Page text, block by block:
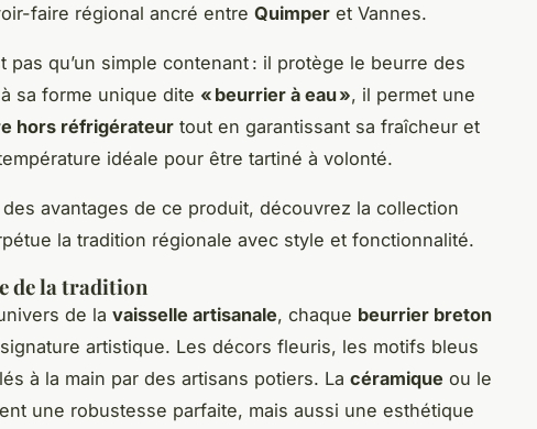
faire régional ancré entre Quimper et Vannes.
pas qu’un simple contenant : il protège le beurre des
sa forme unique dite « beurrier à eau », il permet une
hors réfrigérateur tout en garantissant sa fraîcheur et
idéale pour être tartiné à volonté.
avantages de ce produit, découvrez la collection
la tradition régionale avec style et fonctionnalité.
de la tradition
de la vaisselle artisanale, chaque beurrier breton
artistique. Les décors fleuris, les motifs bleus
à la main par des artisans potiers. La céramique ou le
une robustesse parfaite, mais aussi une esthétique